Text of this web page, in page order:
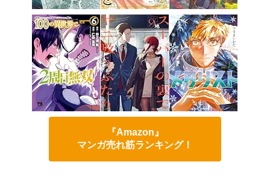
『Amazon』
マンガ売れ筋ランキング！